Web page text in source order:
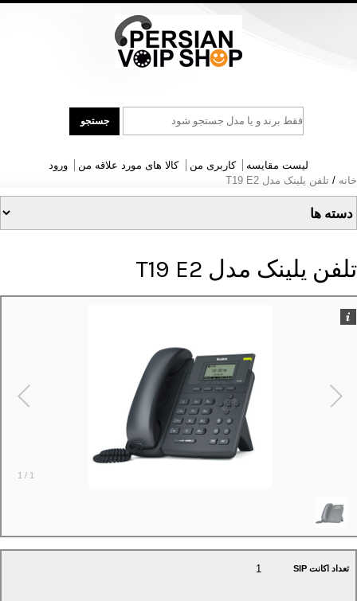
جست
و
جستجو
لیست مقایسه کاربری من کالا های مورد علاقه من
ورود
خانه / تلفن یلینک مدل T19 E2
تلفن یلینک مدل T19 E2
1
/
1
تعداد اکانت SIP 1